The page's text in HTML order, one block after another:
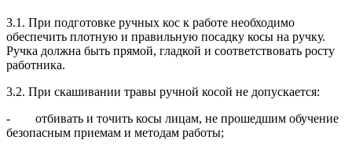
3.1. При подготовке ручных кос к работе необходимо
обеспечить плотную и правильную посадку косы на ручку.
Ручка должна быть прямой, гладкой и соответствовать росту
работника.
3.2. При скашивании травы ручной косой не допускается:
- отбивать и точить косы лицам, не прошедшим обучение
безопасным приемам и методам работы;